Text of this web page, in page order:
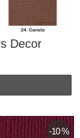
Decor
-10 %